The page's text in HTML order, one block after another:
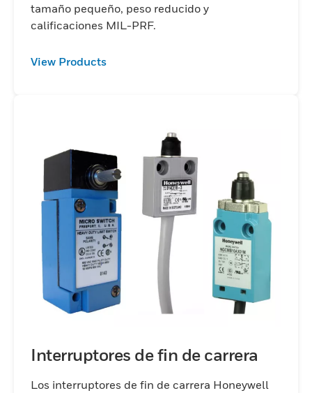
tamaño pequeño, peso reducido y
calificaciones MIL-PRF.
View Products
Interruptores de fin de carrera
Los interruptores de fin de carrera Honeywell